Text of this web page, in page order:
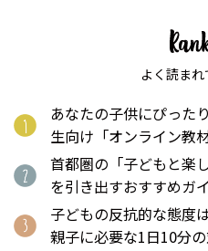
よく読ま
あなたの子供にぴった
生向け「オンライン教
首都圏の「子どもと楽
を引き出すおすすめガ
子どもの反抗的な態度
親子に必要な1日10分